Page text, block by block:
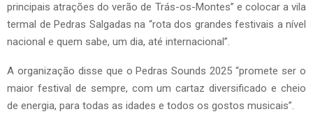
principais atrações do verão de Trás-os-Montes” e colocar a vila
termal de Pedras Salgadas na “rota dos grandes festivais a nível
nacional e quem sabe, um dia, até internacional”.
A organização disse que o Pedras Sounds 2025 “promete ser o
maior festival de sempre, com um cartaz diversificado e cheio
de energia, para todas as idades e todos os gostos musicais”.